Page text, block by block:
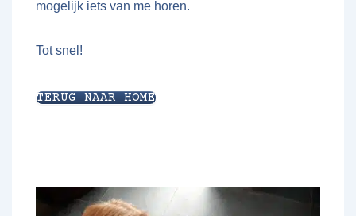
mogelijk iets van me horen.
Tot snel!
TERUG NAAR HOME